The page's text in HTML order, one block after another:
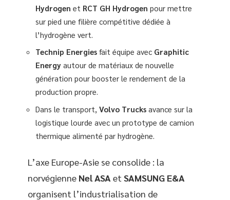
Hydrogen et RCT GH Hydrogen pour mettre
sur pied une filière compétitive dédiée à
l’hydrogène vert.
Technip Energies fait équipe avec Graphitic
Energy autour de matériaux de nouvelle
génération pour booster le rendement de la
production propre.
Dans le transport, Volvo Trucks avance sur la
logistique lourde avec un prototype de camion
thermique alimenté par hydrogène.
L’axe Europe-Asie se consolide : la
norvégienne Nel ASA et SAMSUNG E&A
organisent l’industrialisation de